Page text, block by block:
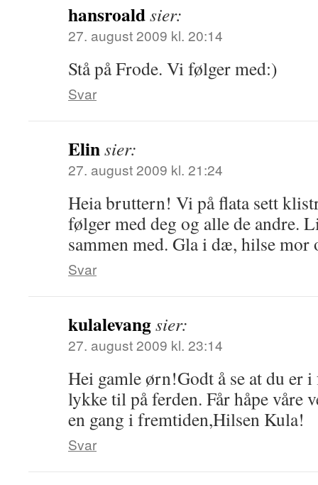
hansroaldsier:
27. august 2009 kl. 20:14
Stå på Frode. Vi følger med:)
Svar
Elinsier:
27. august 2009 kl. 21:24
Heia bruttern! Vi på flata sett
følger med deg og alle de andre.
sammen med. Gla i dæ, hilse
Svar
kulalevangsier:
27. august 2009 kl. 23:14
Hei gamle ørn!Godt å se at du
lykke til på ferden. Får håpe våre
en gang i fremtiden,Hilsen Kula!
Svar